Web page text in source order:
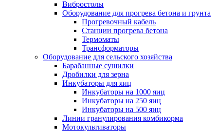
Вибростолы
Оборудование для прогрева бетона и грунта
Прогревочный кабель
Станции прогрева бетона
Термоматы
Трансформаторы
Оборудование для сельского хозяйства
Барабанные сушилки
Дробилки для зерна
Инкубаторы для яиц
Инкубаторы на 1000 яиц
Инкубаторы на 250 яиц
Инкубаторы на 500 яиц
Линии гранулирования комбикорма
Мотокультиваторы